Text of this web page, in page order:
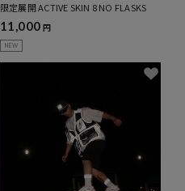
限定展開 ACTIVE SKIN 8 NO FLASKS
11,000 円
NEW